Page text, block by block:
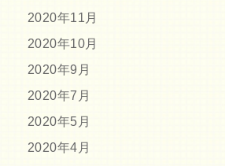
2020年11月
2020年10月
2020年9月
2020年7月
2020年5月
2020年4月